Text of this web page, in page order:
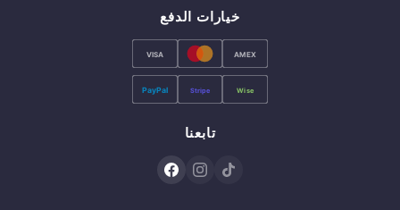
خيارات الدفع
VISA AMEX
PayPal Stripe Wise
تابعنا